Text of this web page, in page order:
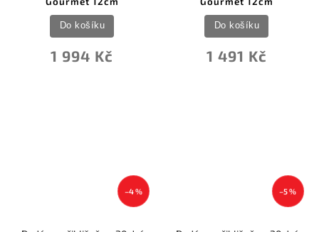
1 994 Kč
Do košíku
1 491 Kč
Do košíku
–4 % –5 %